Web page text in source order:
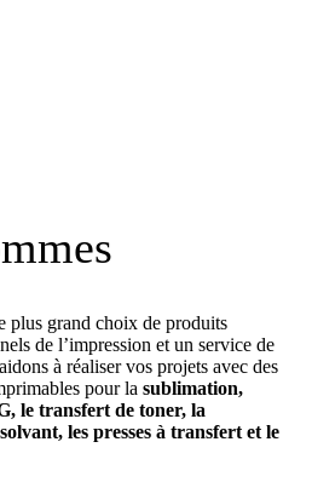
plus grand choix de produits
de l’impression et un service de
à réaliser vos projets avec des
pour la sublimation,
le transfert de toner, la
les presses à transfert et le